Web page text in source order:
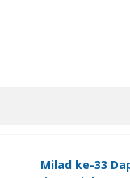
Milad ke-33